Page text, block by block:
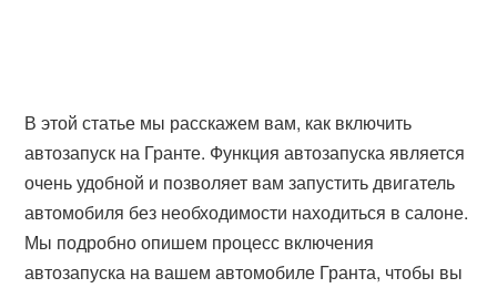
В этой статье мы расскажем вам, как включить
автозапуск на Гранте. Функция автозапуска является
очень удобной и позволяет вам запустить двигатель
автомобиля без необходимости находиться в салоне.
Мы подробно опишем процесс включения
автозапуска на вашем автомобиле Гранта, чтобы вы